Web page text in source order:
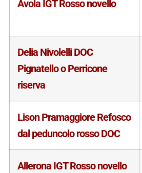
Avola IGT Rosso novello
Delia Nivolelli DOC
Pignatello o Perricone
riserva
Lison Pramaggiore Refosco
dal peduncolo rosso DOC
Allerona IGT Rosso novello